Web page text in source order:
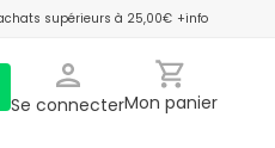
supérieurs à 25,00€ +info
Se connecterMon panier